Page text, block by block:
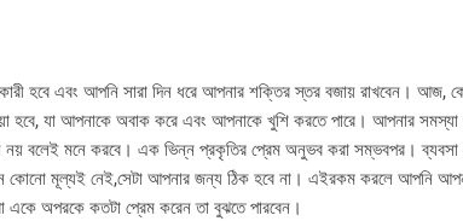
হবে এবং আপনি সারা দিন ধরে আপনার শক্তির স্তর বজায় রাখবেন। আজ,
হবে, যা আপনাকে অবাক করে এবং আপনাকে খুশি করতে পারে। আপনার
নয় বলেই মনে করবে। এক ভিন্ন প্রকৃতির প্রেম অনুভব করা সম্ভবপর। ব্যবসা
কোনো মূল্যই নেই,সেটা আপনার জন্য ঠিক হবে না। এইরকম করলে আপনি
অপরকে কতটা প্রেম করেন তা বুঝতে পারবেন।